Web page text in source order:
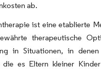
ab.
ist eine etablierte
therapeutische
in Situationen, in
die es Eltern kleiner